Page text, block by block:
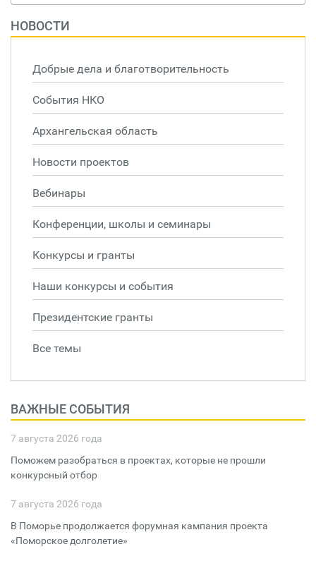
НОВОСТИ
Добрые дела и благотворительность
События НКО
Архангельская область
Новости проектов
Вебинары
Конференции, школы и семинары
Конкурсы и гранты
Наши конкурсы и события
Президентские гранты
Все темы
ВАЖНЫЕ СОБЫТИЯ
7 августа 2026 года
Поможем разобраться в проектах, которые не прошли
конкурсный отбор
7 августа 2026 года
В Поморье продолжается форумная кампания проекта
«Поморское долголетие»